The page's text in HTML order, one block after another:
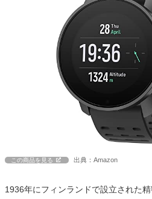
この商品を見る 出典：Amazon
1936年にフィンランドで設立された